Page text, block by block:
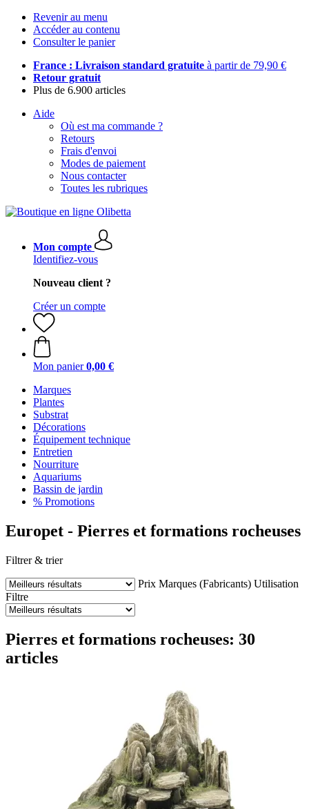
Revenir au menu
Accéder au contenu
Consulter le panier
France : Livraison standard gratuite à partir de 79,90 €
Retour gratuit
Plus de 6.900 articles
Aide
Où est ma commande ?
Retours
Frais d'envoi
Modes de paiement
Nous contacter
Toutes les rubriques
Mon compte
Identifiez-vous
Nouveau client ?
Créer un compte
Mon panier 0,00 €
Marques
Plantes
Substrat
Décorations
Équipement technique
Entretien
Nourriture
Aquariums
Bassin de jardin
% Promotions
Europet - Pierres et formations rocheuses
Filtrer & trier
Prix Marques (Fabricants) Utilisation
Filtre
Pierres et formations rocheuses: 30
articles